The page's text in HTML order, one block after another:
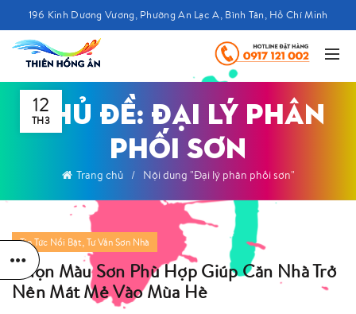
196 Kinh Dương Vương, Phường An Lạc A, Bình Tân, Hồ Chí Minh
CHỦ ĐỀ: ĐẠI LÝ PHÂN
PHỐI SƠN
Trang chủ Nội dung "Đại lý phân phối sơn"
12
TH3
Tin Tức Nổi Bật, Tư Vấn Sơn Nhà
Chọn Màu Sơn Phù Hợp Giúp Căn Nhà Trở
Nên Mát Mẻ Vào Mùa Hè